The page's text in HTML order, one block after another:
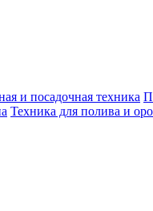
и посадочная техника
Техника для полива и